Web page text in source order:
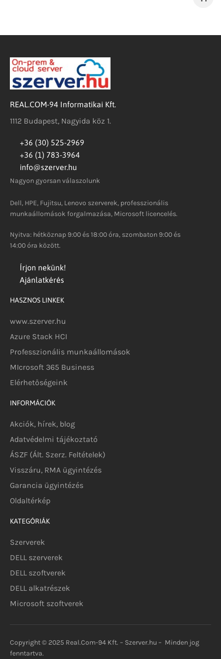
REAL.COM-94 Informatikai Kft.
1112 Budapest, Nagyida köz 1.
+36 (30) 525-2969
+36 (1) 783-3964
info@szerver.hu
Nagyon gyorsan válaszolunk
Dell, HPE, Fujitsu, Lenovo szerverek, professzionális
munkaállomások forgalmazása, Microsoft licencelés.
Nyitva: hétköznap 9:00 és 18:00 óra, szombaton 9:00 és
14:00 óra között.
Írjon nekünk!
Ajánlatkérés
HASZNOS LINKEK
www.szerver.hu
Azure Stack HCI
Professzionális munkaállomások
MIcrosoft 365 Business
Elérhetőségeink
INFORMÁCIÓK
Akciók, hírek, blog
Adatvédelmi tájékoztató
ÁSZF (Ált. Szerz. Feltételek)
Visszáru, RMA ügyintézés
Garancia ügyintézés
Oldaltérkép
KATEGÓRIÁK
Szerverek
DELL szerverek
DELL szoftverek
DELL alkatrészek
Microsoft szoftverek
Copyright © 2025 Real.Com-94 Kft. – Szerver.hu – Minden jog
fenntartva.